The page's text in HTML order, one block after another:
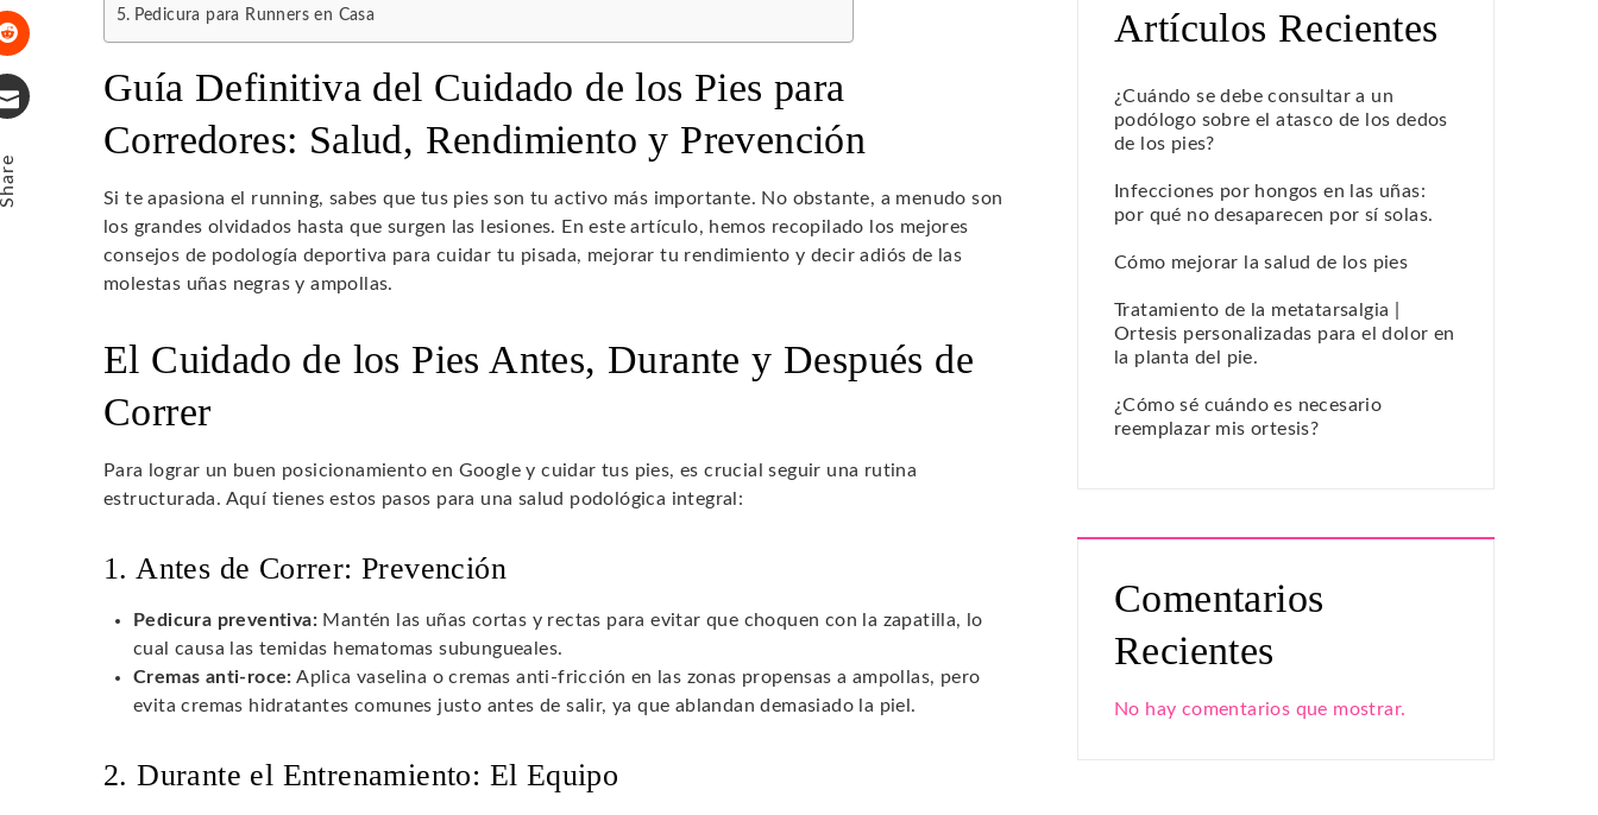
Pinterest
Stumbleupon
Pedicura para Runners en Casa
Guía Definitiva del Cuidado de los Pies para
Corredores: Salud, Rendimiento y Prevención
Si te apasiona el running, sabes que tus pies son tu activo más importante. No obstante, a menudo son
los grandes olvidados hasta que surgen las lesiones. En este artículo, hemos recopilado los mejores
consejos de podología deportiva para cuidar tu pisada, mejorar tu rendimiento y decir adiós de las
molestas uñas negras y ampollas.
El Cuidado de los Pies Antes, Durante y Después de
Correr
Para lograr un buen posicionamiento en Google y cuidar tus pies, es crucial seguir una rutina
estructurada. Aquí tienes estos pasos para una salud podológica integral:
1. Antes de Correr: Prevención
Pedicura preventiva: Mantén las uñas cortas y rectas para evitar que choquen con la zapatilla, lo
cual causa las temidas hematomas subungueales.
Cremas anti-roce: Aplica vaselina o cremas anti-fricción en las zonas propensas a ampollas, pero
evita cremas hidratantes comunes justo antes de salir, ya que ablandan demasiado la piel.
2. Durante el Entrenamiento: El Equipo
Artículos Recientes
¿Cuándo se debe consultar a un
podólogo sobre el atasco de los dedos
de los pies?
Infecciones por hongos en las uñas:
por qué no desaparecen por sí solas.
Cómo mejorar la salud de los pies
Tratamiento de la metatarsalgia |
Ortesis personalizadas para el dolor en
la planta del pie.
¿Cómo sé cuándo es necesario
reemplazar mis ortesis?
Comentarios
Recientes
No hay comentarios que mostrar.